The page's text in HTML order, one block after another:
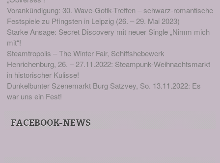
Vorankündigung: 30. Wave-Gotik-Treffen – schwarz-romantische
Festspiele zu Pfingsten in Leipzig (26. – 29. Mai 2023)
Starke Ansage: Secret Discovery mit neuer Single „Nimm mich
mit“!
Steamtropolis – The Winter Fair, Schiffshebewerk
Henrichenburg, 26. – 27.11.2022: Steampunk-Weihnachtsmarkt
in historischer Kulisse!
Dunkelbunter Szenemarkt Burg Satzvey, So. 13.11.2022: Es
war uns ein Fest!
FACEBOOK-NEWS